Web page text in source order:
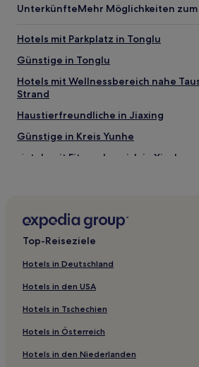
UnterkünfteMehr Möglichkeiten zum
Hotels mit Parkplatz in Tonglu
Günstige in Tonglu
Hotels mit Wellnessbereich nahe
Strand
Haustierfreundliche in Jiaxing
Günstige in Kreis Yunhe
Hotels mit Fitnessbereich in Xinchang
Luxus in Anji
Günstige in Cixi
Hotels mit Wellnessbereich in
Luxus in Zhoushan
Hotels mit Parkplatz nahe Yuliao
Günstige in Shangcheng
Top-Reiseziele
Hotels in Deutschland
Hotels in den USA
Hotels in Tschechien
Hotels in Österreich
Hotels in den Niederlanden